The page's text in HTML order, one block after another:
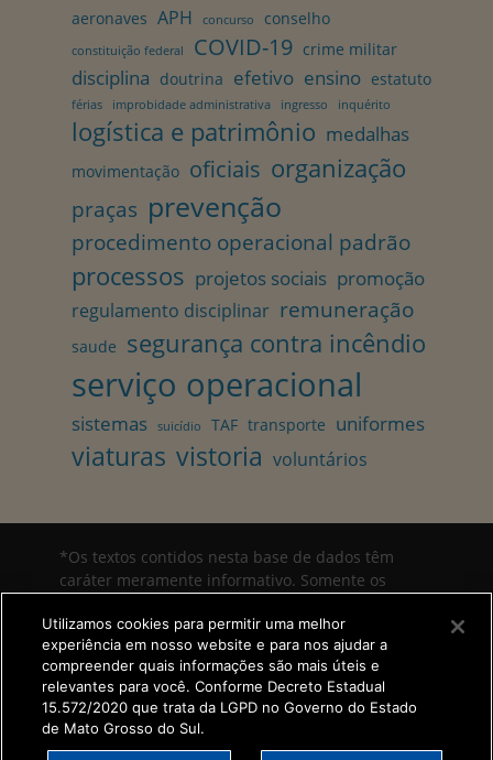
aeronaves APH concurso conselho
constituição federal COVID-19 crime militar
disciplina doutrina efetivo ensino estatuto
férias improbidade administrativa ingresso inquérito
logística e patrimônio medalhas
movimentação oficiais organização
praças prevenção
procedimento operacional padrão
processos projetos sociais promoção
regulamento disciplinar remuneração
saude segurança contra incêndio
serviço operacional
sistemas suicídio TAF transporte uniformes
viaturas vistoria voluntários
*Os textos contidos nesta base de dados têm
caráter meramente informativo. Somente os
da Corporação estão aptos à produção de efeitos
legais. Sugestões, entre em contato pelo e-mail
1emg@cbm.ms.gov.br.
Copyright © 2026Normas internas Bombeiros MS. All Rights Reserved.
Utilizamos cookies para permitir uma melhor
experiência em nosso website e para nos ajudar a
compreender quais informações são mais úteis e
relevantes para você. Conforme Decreto Estadual
15.572/2020 que trata da LGPD no Governo do Estado
de Mato Grosso do Sul.